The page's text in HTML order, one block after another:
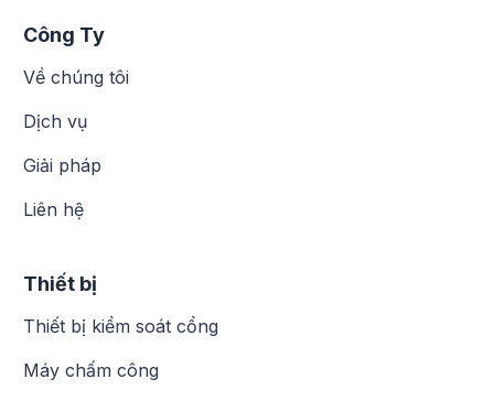
Công Ty
Về chúng tôi
Dịch vụ
Giải pháp
Liên hệ
Thiết bị
Thiết bị kiểm soát cổng
Máy chấm công